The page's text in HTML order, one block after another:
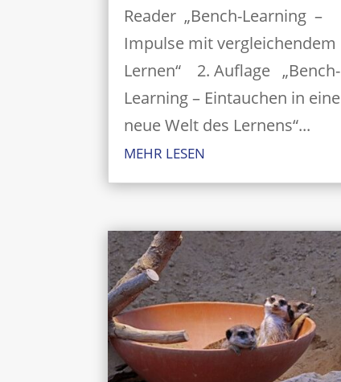
Reader „Bench-Learning –
Impulse mit vergleichendem
Lernen“ 2. Auflage „Bench-
Learning – Eintauchen in eine
neue Welt des Lernens“...
MEHR LESEN